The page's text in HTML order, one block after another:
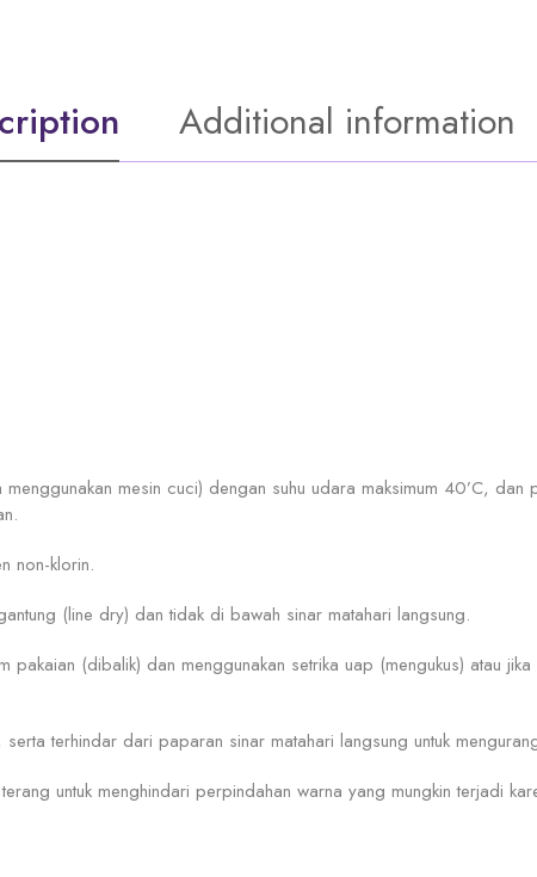
Additional information
menggunakan mesin cuci) dengan suhu udara maksimum 40’C,
non-klorin.
(line dry) dan tidak di bawah sinar matahari langsung.
(dibalik) dan menggunakan setrika uap (mengukus) atau
terhindar dari paparan sinar matahari langsung untuk
untuk menghindari perpindahan warna yang mungkin terjadi